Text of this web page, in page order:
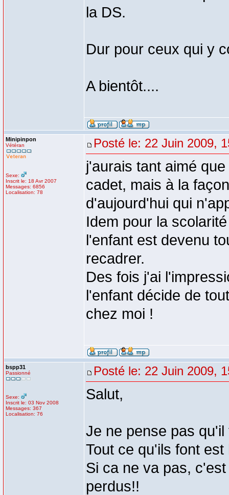
la DS.
Dur pour ceux qui y
A bientôt....
Minipinpon
Vétéran
Sexe:
Inscrit le: 18 Avr 2007
Messages: 6856
Localisation: 78
Posté le: 22 Juin 2009,
j'aurais tant aimé
cadet, mais à la
d'aujourd'hui qui
Idem pour la
l'enfant est devenu
recadrer.
Des fois j'ai
l'enfant décide de
chez moi !
bspp31
Passionné
Sexe:
Inscrit le: 03 Nov 2008
Messages: 367
Localisation: 76
Posté le: 22 Juin 2009,
Salut,
Je ne pense pas
Tout ce qu'ils font
Si ca ne va pas,
perdus!!